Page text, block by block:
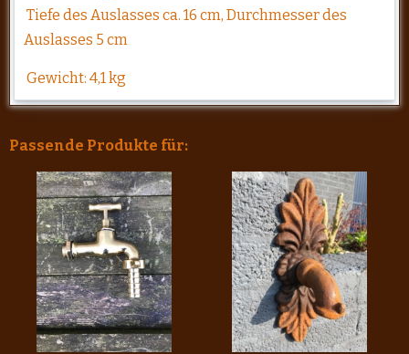
Tiefe des Auslasses ca. 16 cm, Durchmesser des
Auslasses 5 cm
Gewicht: 4,1 kg
Passende Produkte für: